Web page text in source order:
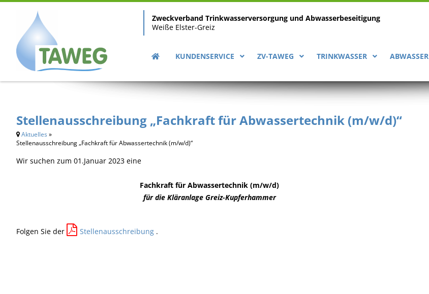
Zweckverband Trinkwasserversorgung und Abwasserbeseitigung
Weiße Elster-Greiz
KUNDENSERVICE ZV-TAWEG TRINKWASSER ABWASSER
Stellenausschreibung „Fachkraft für Abwassertechnik (m/w/d)“
Aktuelles »
Stellenausschreibung „Fachkraft für Abwassertechnik (m/w/d)“
Wir suchen zum 01.Januar 2023 eine
Fachkraft für Abwassertechnik (m/w/d)
für die Kläranlage Greiz-Kupferhammer
Folgen Sie der Stellenausschreibung .